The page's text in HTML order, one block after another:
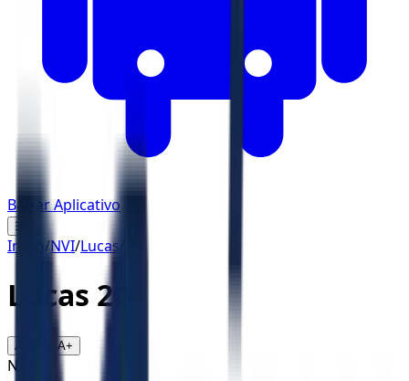
Baixar Aplicativo
☰
Início /NVI/Lucas
Lucas 20
A- A+
NVI